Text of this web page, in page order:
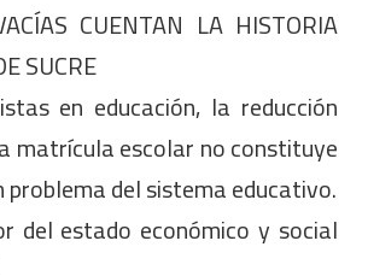
CUENTAN LA HISTORIA
SUCRE
en educación, la reducción
matrícula escolar no constituye
problema del sistema educativo.
del estado económico y social